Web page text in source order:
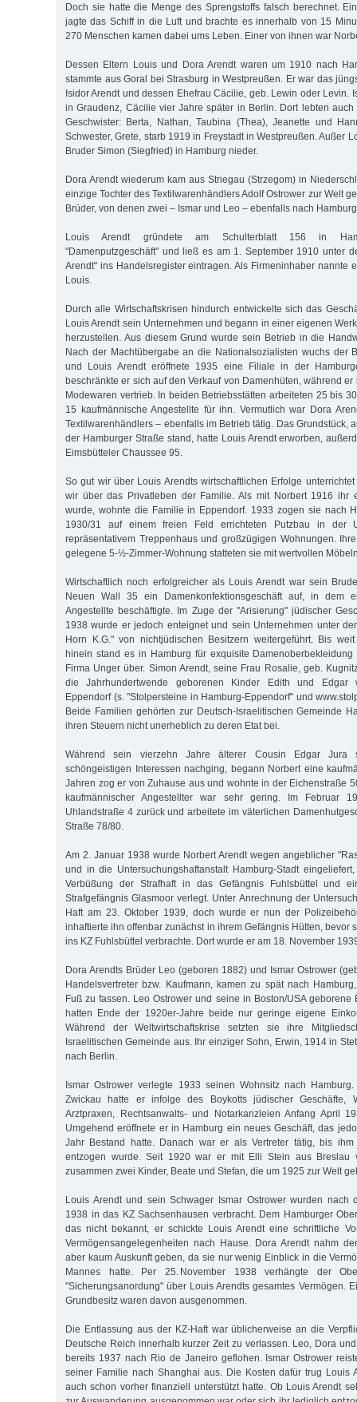
Doch sie hatte die Menge des Sprengstoffs falsch berechnet.
jagte das Schiff in die Luft und brachte es innerhalb von 15
270 Menschen kamen dabei ums Leben. Einer von ihnen war
Dessen Eltern Louis und Dora Arendt waren um 1910 nach
stammte aus Goral bei Strasburg in Westpreußen. Er war das
Isidor Arendt und dessen Ehefrau Cäcilie, geb. Lewin oder Levin.
in Graudenz, Cäcilie vier Jahre später in Berlin. Dort lebten auch
Geschwister: Berta, Nathan, Taubina (Thea), Jeanette und
Schwester, Grete, starb 1919 in Freystadt in Westpreußen. Außer
Bruder Simon (Siegfried) in Hamburg nieder.
Dora Arendt wiederum kam aus Striegau (Strzegom) in
einzige Tochter des Textilwarenhändlers Adolf Ostrower zur Welt
Brüder, von denen zwei – Ismar und Leo – ebenfalls nach
Louis Arendt gründete am Schulterblatt 156 in
"Damenputzgeschäft" und ließ es am 1. September 1910 unter
Arendt" ins Handelsregister eintragen. Als Firmeninhaber nannte
Louis.
Durch alle Wirtschaftskrisen hindurch entwickelte sich das
Louis Arendt sein Unternehmen und begann in einer eigenen
herzustellen. Aus diesem Grund wurde sein Betrieb in die
Nach der Machtübergabe an die Nationalsozialisten wuchs der
und Louis Arendt eröffnete 1935 eine Filiale in der
beschränkte er sich auf den Verkauf von Damenhüten, während
Modewaren vertrieb. In beiden Betriebsstätten arbeiteten 25 bis
15 kaufmännische Angestellte für ihn. Vermutlich war Dora
Textilwarenhändlers – ebenfalls im Betrieb tätig. Das Grundstück,
der Hamburger Straße stand, hatte Louis Arendt erworben,
Eimsbütteler Chaussee 95.
So gut wir über Louis Arendts wirtschaftlichen Erfolge
wir über das Privatleben der Familie. Als mit Norbert 1916 ihr
wurde, wohnte die Familie in Eppendorf. 1933 zogen sie nach
1930/31 auf einem freien Feld errichteten Putzbau in der
repräsentativem Treppenhaus und großzügigen Wohnungen.
gelegene 5-½-Zimmer-Wohnung statteten sie mit wertvollen
Wirtschaftlich noch erfolgreicher als Louis Arendt war sein
Neuen Wall 35 ein Damenkonfektionsgeschäft auf, in dem
Angestellte beschäftigte. Im Zuge der "Arisierung" jüdischer
1938 wurde er jedoch enteignet und sein Unternehmen unter
Horn K.G." von nichtjüdischen Besitzern weitergeführt. Bis
hinein stand es in Hamburg für exquisite
Firma Unger über. Simon Arendt, seine Frau Rosalie, geb.
die Jahrhundertwende geborenen Kinder Edith und Edgar
Eppendorf (s. "Stolpersteine in Hamburg-Eppendorf" und
Beide Familien gehörten zur Deutsch-Israelitischen Gemeinde
ihren Steuern nicht unerheblich zu deren Etat bei.
Während sein vierzehn Jahre älterer Cousin Edgar Jura
schöngeistigen Interessen nachging, begann Norbert eine
Jahren zog er von Zuhause aus und wohnte in der Eichenstraße
kaufmännischer Angestellter war sehr gering. Im Februar
Uhlandstraße 4 zurück und arbeitete im väterlichen
Straße 78/80.
Am 2. Januar 1938 wurde Norbert Arendt wegen angeblicher
und in die Untersuchungshaftanstalt Hamburg-Stadt
Verbüßung der Strafhaft in das Gefängnis Fuhlsbüttel und
Strafgefängnis Glasmoor verlegt. Unter Anrechnung der
Haft am 23. Oktober 1939, doch wurde er nun der
inhaftierte ihn offenbar zunächst in ihrem Gefängnis Hütten, bevor
ins KZ Fuhlsbüttel verbrachte. Dort wurde er am 18. November
Dora Arendts Brüder Leo (geboren 1882) und Ismar Ostrower
Handelsvertreter bzw. Kaufmann, kamen zu spät nach
Fuß zu fassen. Leo Ostrower und seine in Boston/USA geborene
hatten Ende der 1920er-Jahre beide nur geringe eigene
Während der Weltwirtschaftskrise setzten sie ihre
Israelitischen Gemeinde aus. Ihr einziger Sohn, Erwin, 1914 in
nach Berlin.
Ismar Ostrower verlegte 1933 seinen Wohnsitz nach
Zwickau hatte er infolge des Boykotts jüdischer Geschäfte,
Arztpraxen, Rechtsanwalts- und Notarkanzleien Anfang April
Umgehend eröffnete er in Hamburg ein neues Geschäft, das
Jahr Bestand hatte. Danach war er als Vertreter tätig, bis
entzogen wurde. Seit 1920 war er mit Elli Stein aus Breslau
zusammen zwei Kinder, Beate und Stefan, die um 1925 zur Welt
Louis Arendt und sein Schwager Ismar Ostrower wurden nach
1938 in das KZ Sachsenhausen verbracht. Dem Hamburger
das nicht bekannt, er schickte Louis Arendt eine schriftliche
Vermögensangelegenheiten nach Hause. Dora Arendt nahm
aber kaum Auskunft geben, da sie nur wenig Einblick in die
Mannes hatte. Per 25. November 1938 verhängte der
"Sicherungsanordung" über Louis Arendts gesamtes Vermögen.
Grundbesitz waren davon ausgenommen.
Die Entlassung aus der KZ-Haft war üblicherweise an die
Deutsche Reich innerhalb kurzer Zeit zu verlassen. Leo, Dora
bereits 1937 nach Rio de Janeiro geflohen. Ismar Ostrower
seiner Familie nach Shanghai aus. Die Kosten dafür trug Louis
auch schon vorher finanziell unterstützt hatte. Ob Louis Arendt